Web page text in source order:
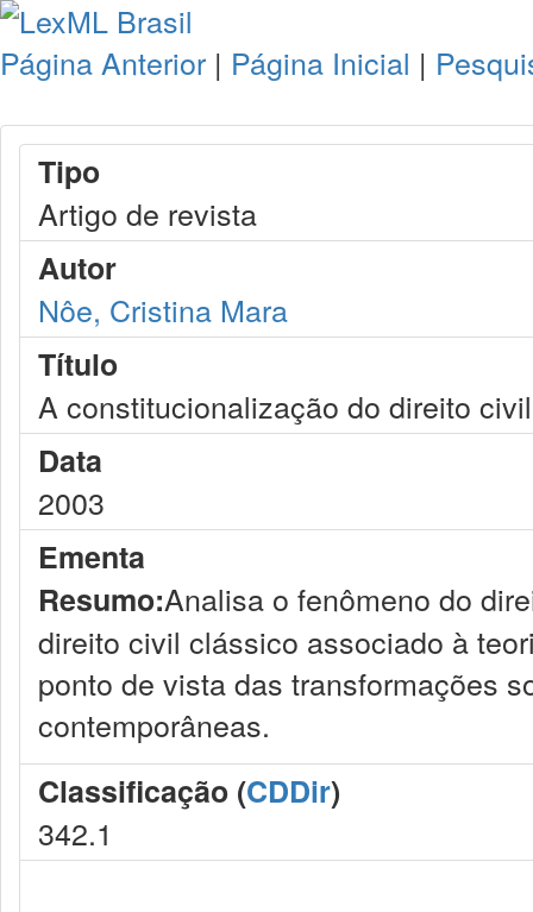
Página Anterior | Página Inicial |
Tipo
Artigo de revista
Autor
Nôe, Cristina Mara
Título
A constitucionalização do direito civil
Data
2003
Ementa
Resumo:Analisa o fenômeno do
direito civil clássico associado à
ponto de vista das transformações
contemporâneas.
Classificação (CDDir)
342.1